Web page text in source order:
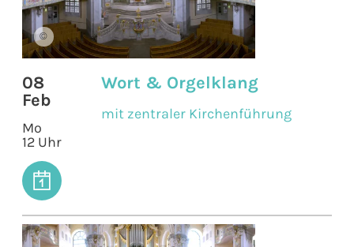
©
08
Feb
Mo
12 Uhr
Wort & Orgelklang
mit zentraler Kirchenführung